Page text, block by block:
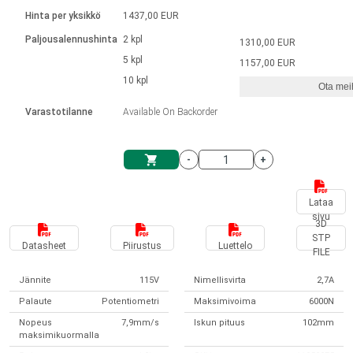
Yksikköjärjestelmä
Solenoidit
integroitu ohjain
Ø 28-42| 1-1400 rpm | <= 290 Ncm
Harjattomat tasavirtamoottorien
Harjatut DC-moottorin ajurit
DPWM-sarja
Askelmoottorien ajurit
Synchronous-Asynchronous | 1-4 toimilaitteelle
Synchronous-Asynchronous | 1-4 toimilaitteelle
Français (EUR)
Norsk (NOK)
Suomi (EUR)
Svenska (SEK)
Hinta per yksikkö
Paljousalennushinta
Varastotilanne
1437,00 EUR
2 kpl
5 kpl
10 kpl
Available On Backorder
1310,00 EUR
1157,00 EUR
Ota
- +
Lataa
sivu
Datasheet Piirustus Luettelo
3D
STP
FILE
Jännite 115V Nimellisvirta 2,7A
Palaute Potentiometri Maksimivoima 6000N
Nopeus
maksimikuormalla
7,9mm/s Iskun pituus 102mm